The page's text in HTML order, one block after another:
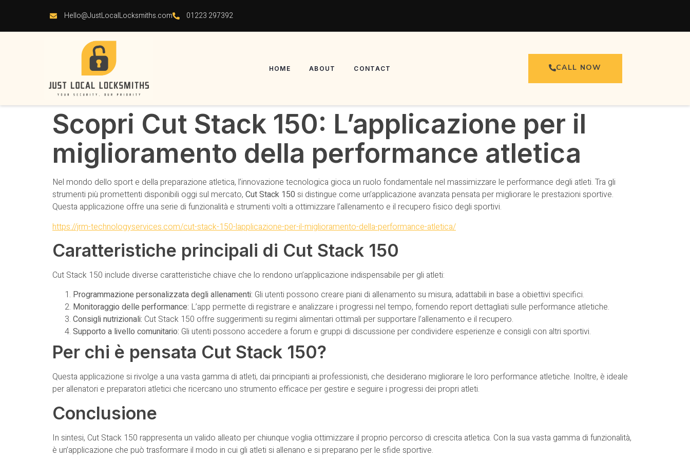
Hello@JustLocalLocksmiths.com 01223 297392
HOME ABOUT CONTACT CALL NOW
Scopri Cut Stack 150: L’applicazione per il
miglioramento della performance atletica
Nel mondo dello sport e della preparazione atletica, l’innovazione tecnologica gioca un ruolo fondamentale nel massimizzare le performance degli atleti. Tra gli
strumenti più promettenti disponibili oggi sul mercato, Cut Stack 150si distingue come un’applicazione avanzata pensata per migliorare le prestazioni sportive.
Questa applicazione offre una serie di funzionalità e strumenti volti a ottimizzare l’allenamento e il recupero fisico degli sportivi.
https://jrm-technologyservices.com/cut-stack-150-lapplicazione-per-il-miglioramento-della-performance-atletica/
Caratteristiche principali di Cut Stack 150
Cut Stack 150 include diverse caratteristiche chiave che lo rendono un’applicazione indispensabile per gli atleti:
Programmazione personalizzata degli allenamenti: Gli utenti possono creare piani di allenamento su misura, adattabili in base a obiettivi specifici.
Monitoraggio delle performance: L’app permette di registrare e analizzare i progressi nel tempo, fornendo report dettagliati sulle performance atletiche.
Consigli nutrizionali: Cut Stack 150 offre suggerimenti su regimi alimentari ottimali per supportare l’allenamento e il recupero.
Supporto a livello comunitario: Gli utenti possono accedere a forum e gruppi di discussione per condividere esperienze e consigli con altri sportivi.
Per chi è pensata Cut Stack 150?
Questa applicazione si rivolge a una vasta gamma di atleti, dai principianti ai professionisti, che desiderano migliorare le loro performance atletiche. Inoltre, è ideale
per allenatori e preparatori atletici che ricercano uno strumento efficace per gestire e seguire i progressi dei propri atleti.
Conclusione
In sintesi, Cut Stack 150 rappresenta un valido alleato per chiunque voglia ottimizzare il proprio percorso di crescita atletica. Con la sua vasta gamma di funzionalità,
è un’applicazione che può trasformare il modo in cui gli atleti si allenano e si preparano per le sfide sportive.